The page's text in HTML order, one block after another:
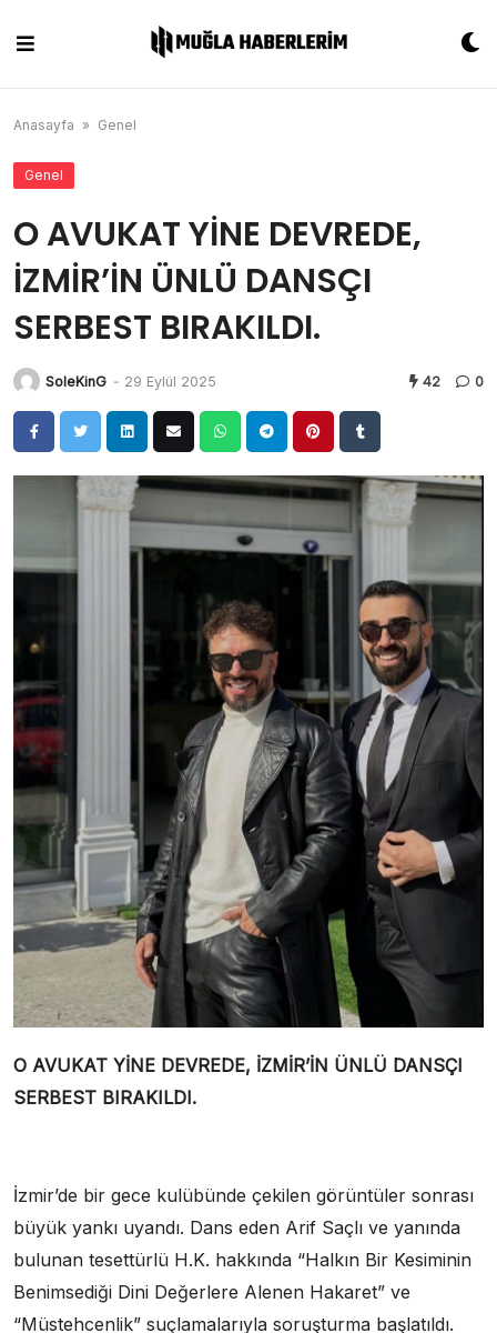
content
Anasayfa » Genel
Genel
O AVUKAT YİNE DEVREDE,
İZMİR’İN ÜNLÜ DANSÇI
SERBEST BIRAKILDI.
SoleKinG - 29 Eylül 2025 42 0
O AVUKAT YİNE DEVREDE, İZMİR’İN ÜNLÜ DANSÇI
SERBEST BIRAKILDI.
İzmir’de bir gece kulübünde çekilen görüntüler sonrası
büyük yankı uyandı. Dans eden Arif Saçlı ve yanında
bulunan tesettürlü H.K. hakkında “Halkın Bir Kesiminin
Benimsediği Dini Değerlere Alenen Hakaret” ve
“Müstehcenlik” suçlamalarıyla soruşturma başlatıldı.